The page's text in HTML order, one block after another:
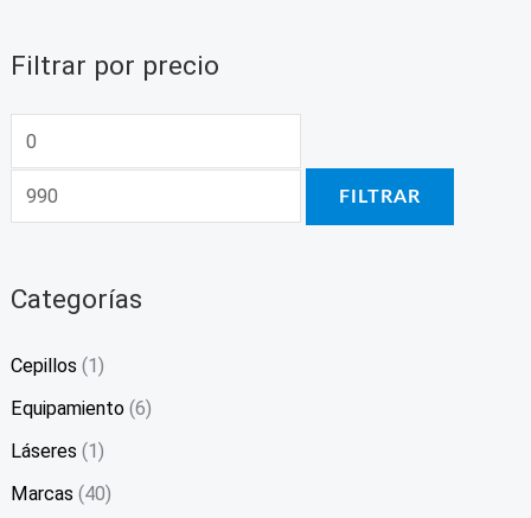
Filtrar por precio
FILTRAR
Categorías
Cepillos (1)
Equipamiento (6)
Láseres (1)
Marcas (40)